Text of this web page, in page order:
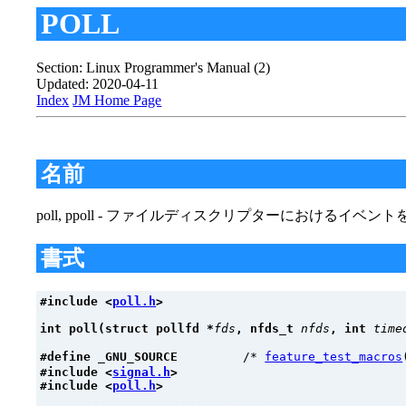
POLL
Section: Linux Programmer's Manual (2)
Updated: 2020-04-11
Index JM Home Page
名前
poll, ppoll - ファイルディスクリプターにおけるイベント
書式
#include <poll.h>
int poll(struct pollfd *fds , nfds_t nfds , int
#define _GNU_SOURCE
         /*
feature_test_macros
#include <signal.h>
#include <poll.h>